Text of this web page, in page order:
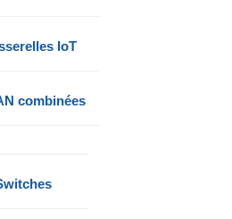
IoT
combinées